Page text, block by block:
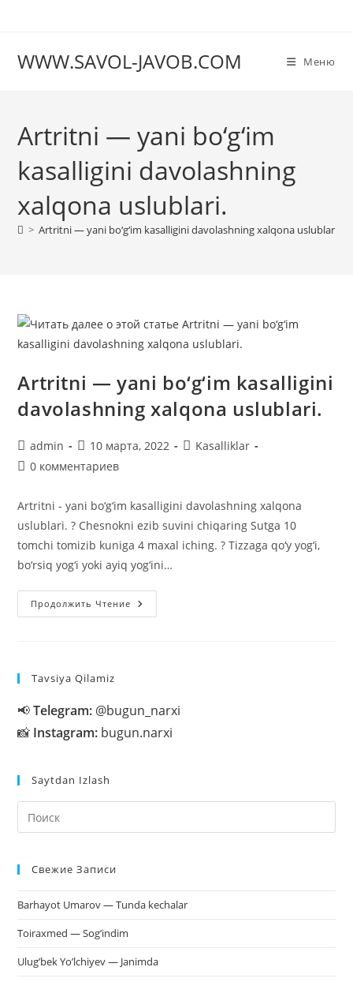
WWW.SAVOL-JAVOB.COM Меню
Artritni — yani bo‘g‘im
kasalligini davolashning
xalqona uslublari.
> Artritni — yani bo‘g‘im kasalligini davolashning xalqona uslublari.
Artritni — yani bo‘g‘im kasalligini
davolashning xalqona uslublari.
Автор
записи:
admin
Запись
опубликована:
10 марта, 2022
Рубрика
Kasalliklar
Комментарии
записи:
0 комментариев
Artritni - yani bo‘g‘im kasalligini davolashning xalqona
uslublari. ? Chesnokni ezib suvini chiqaring Sutga 10
tomchi tomizib kuniga 4 maxal iching. ? Tizzaga qo‘y yog‘i,
bo‘rsiq yog‘i yoki ayiq yog‘ini…
Продолжить Чтение Artritni
—
Tavsiya Qilamiz
📢Telegram: @bugun_narxi
📸 Instagram: bugun.narxi
Saytdan Izlash
Свежие Записи
Barhayot Umarov — Tunda kechalar
Toiraxmed — Sog’indim
Ulug’bek Yo’lchiyev — Janimda